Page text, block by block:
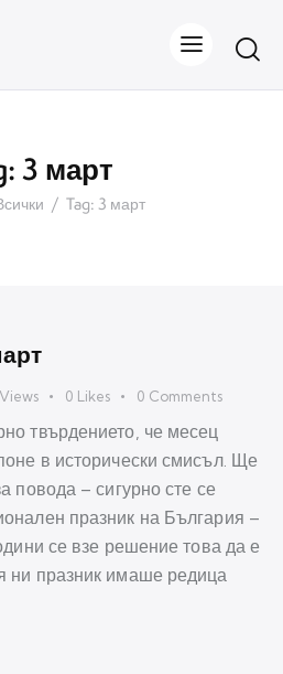
3 март
Tag: 3 март
Views 0 Likes 0 Comments
твърдението, че месец
в исторически смисъл. Ще
повода – сигурно сте се
празник на България –
се взе решение това да е
ни празник имаше редица